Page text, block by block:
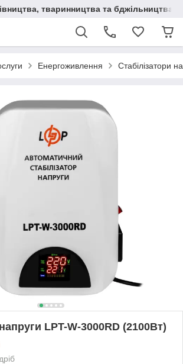
тваринництва та бджільництва
Енергоживлення Стабілізатори
LPT-W-3000RD (2100Вт)